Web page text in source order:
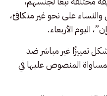
على نحو غير متكافئ،
الأربعاء.
تمييزًا غير مباشر ضد
المنصوص عليها في